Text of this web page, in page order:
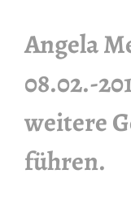
Angela
08.02.-
weitere
führen.